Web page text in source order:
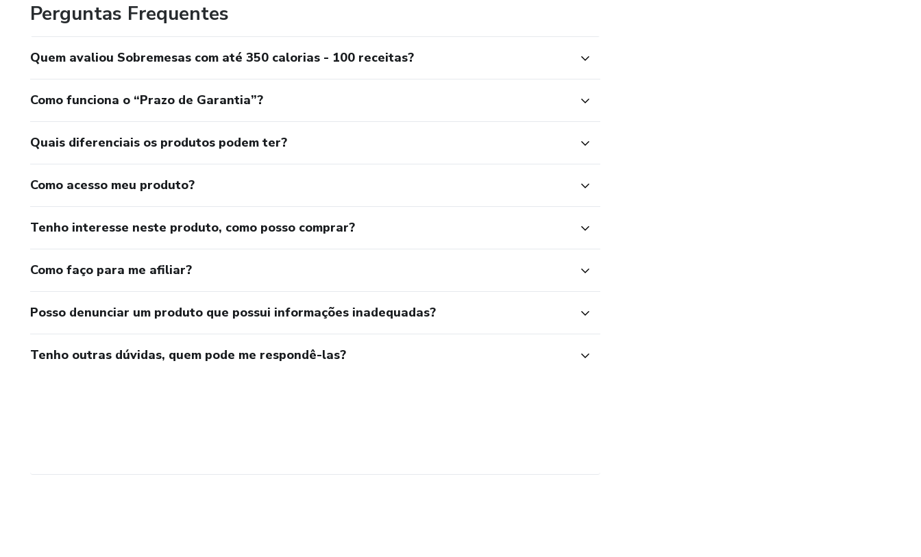
Perguntas Frequentes
Quem avaliou Sobremesas com até 350 calorias - 100 receitas?
Como funciona o “Prazo de Garantia”?
Quais diferenciais os produtos podem ter?
Como acesso meu produto?
Tenho interesse neste produto, como posso comprar?
Como faço para me afiliar?
Posso denunciar um produto que possui informações inadequadas?
Tenho outras dúvidas, quem pode me respondê-las?